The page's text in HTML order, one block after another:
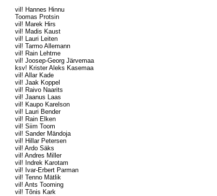
vil! Hannes Hinnu
Toomas Protsin
vil! Marek Hirs
vil! Madis Kaust
vil! Lauri Leiten
vil! Tarmo Allemann
vil! Rain Lehtme
vil! Joosep-Georg Järvemaa
ksv! Krister Aleks Kasemaa
vil! Allar Kade
vil! Jaak Koppel
vil! Raivo Naarits
vil! Jaanus Laas
vil! Kaupo Karelson
vil! Lauri Bender
vil! Rain Elken
vil! Siim Toom
vil! Sander Mändoja
vil! Hillar Petersen
vil! Ardo Säks
vil! Andres Miller
vil! Indrek Karotam
vil! Ivar-Erbert Parman
vil! Tenno Mätlik
vil! Ants Tooming
vil! Tõnis Kark